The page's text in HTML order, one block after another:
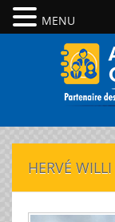
HERVÉ WILLI
MENU